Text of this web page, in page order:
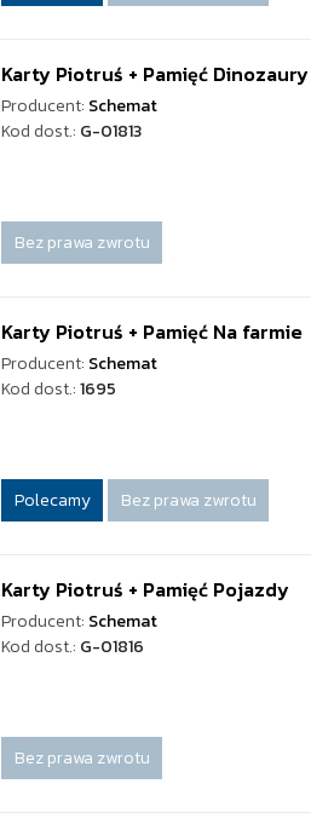
Karty Piotruś + Pamięć Dinozaury
Producent: Schemat
Kod dost.: G-01813
Bez prawa zwrotu
Karty Piotruś + Pamięć Na farmie
Producent: Schemat
Kod dost.:1695
Polecamy Bez prawa zwrotu
Karty Piotruś + Pamięć Pojazdy
Producent: Schemat
Kod dost.: G-01816
Bez prawa zwrotu